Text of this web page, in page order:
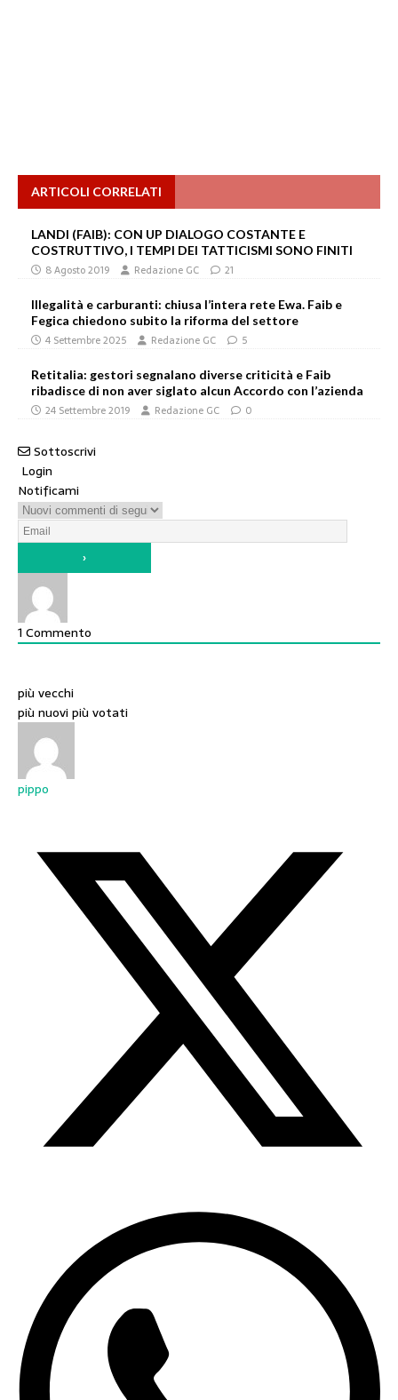
ARTICOLI CORRELATI
LANDI (FAIB): CON UP DIALOGO COSTANTE E
COSTRUTTIVO, I TEMPI DEI TATTICISMI SONO FINITI
8 Agosto 2019 Redazione GC 21
Illegalità e carburanti: chiusa l’intera rete Ewa. Faib e
Fegica chiedono subito la riforma del settore
4 Settembre 2025 Redazione GC 5
Retitalia: gestori segnalano diverse criticità e Faib
ribadisce di non aver siglato alcun Accordo con l’azienda
24 Settembre 2019 Redazione GC 0
Sottoscrivi
Login
Notificami
1 Commento
più vecchi
più nuovi più votati
pippo